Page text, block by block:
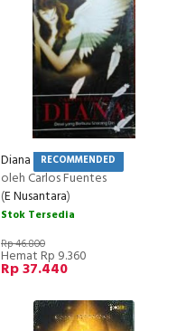
Diana RECOMMENDED
oleh Carlos Fuentes
(E Nusantara)
Stok Tersedia
Rp 46.800
Hemat Rp 9.360
Rp 37.440